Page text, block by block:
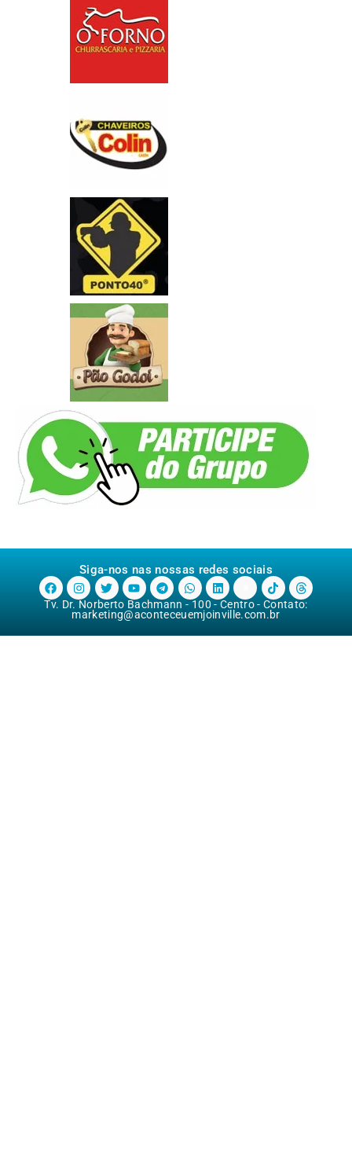
Siga-nos nas nossas redes sociais
Tv. Dr. Norberto Bachmann - 100 - Centro - Contato:
marketing@aconteceuemjoinville.com.br